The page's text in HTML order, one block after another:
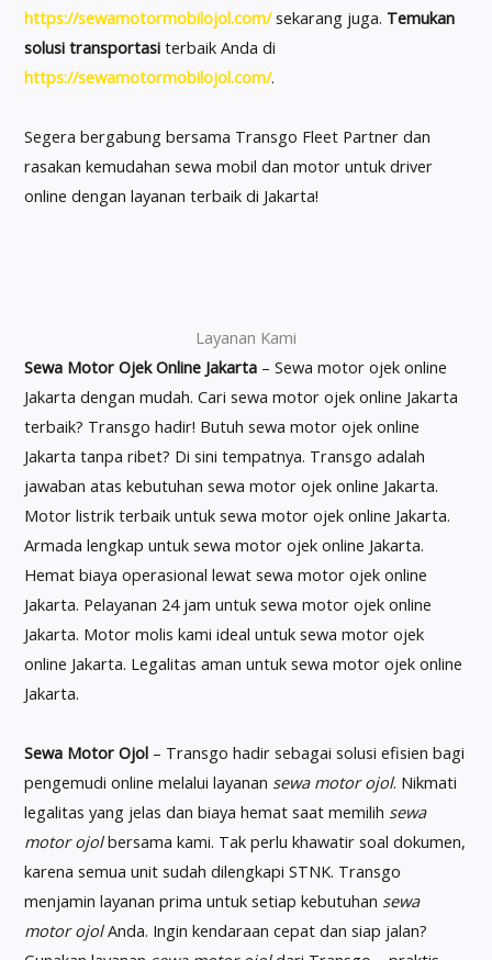
https://sewamotormobilojol.com/sekarang juga. Temukan
solusi transportasiterbaik Anda di
https://sewamotormobilojol.com/.
Segera bergabung bersama Transgo Fleet Partner dan
rasakan kemudahan sewa mobil dan motor untuk driver
online dengan layanan terbaik di Jakarta!
Layanan Kami
Sewa Motor Ojek Online Jakarta– Sewa motor ojek online
Jakarta dengan mudah. Cari sewa motor ojek online Jakarta
terbaik? Transgo hadir! Butuh sewa motor ojek online
Jakarta tanpa ribet? Di sini tempatnya. Transgo adalah
jawaban atas kebutuhan sewa motor ojek online Jakarta.
Motor listrik terbaik untuk sewa motor ojek online Jakarta.
Armada lengkap untuk sewa motor ojek online Jakarta.
Hemat biaya operasional lewat sewa motor ojek online
Jakarta. Pelayanan 24 jam untuk sewa motor ojek online
Jakarta. Motor molis kami ideal untuk sewa motor ojek
online Jakarta. Legalitas aman untuk sewa motor ojek online
Jakarta.
Sewa Motor Ojol– Transgo hadir sebagai solusi efisien bagi
pengemudi online melalui layanan sewa motor ojol. Nikmati
legalitas yang jelas dan biaya hemat saat memilih sewa
motor ojolbersama kami. Tak perlu khawatir soal dokumen,
karena semua unit sudah dilengkapi STNK. Transgo
menjamin layanan prima untuk setiap kebutuhan sewa
motor ojolAnda. Ingin kendaraan cepat dan siap jalan?